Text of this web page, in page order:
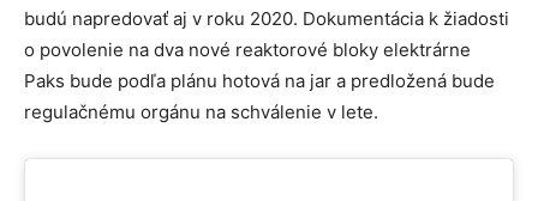
budú napredovať aj v roku 2020. Dokumentácia k žiadosti
o povolenie na dva nové reaktorové bloky elektrárne
Paks bude podľa plánu hotová na jar a predložená bude
regulačnému orgánu na schválenie v lete.